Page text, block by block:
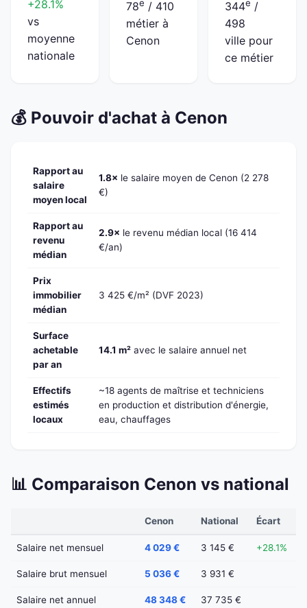
+28.1%
vs
moyenne
nationale
78e / 410
métier à
Cenon
344e /
498
ville pour
ce métier
💰 Pouvoir d'achat à Cenon
Rapport au
salaire
moyen local
1.8× le salaire moyen de Cenon (2 278
€)
Rapport au
revenu
médian
2.9× le revenu médian local (16 414
€/an)
Prix
immobilier
médian
3 425 €/m² (DVF 2023)
Surface
achetable
par an
14.1 m² avec le salaire annuel net
Effectifs
estimés
locaux
~18 agents de maîtrise et techniciens
en production et distribution d'énergie,
eau, chauffages
📊 Comparaison Cenon vs national
Cenon National Écart
Salaire net mensuel 4 029 € 3 145 € +28.1%
Salaire brut mensuel 5 036 € 3 931 €
Salaire net annuel 48 348 € 37 735 €